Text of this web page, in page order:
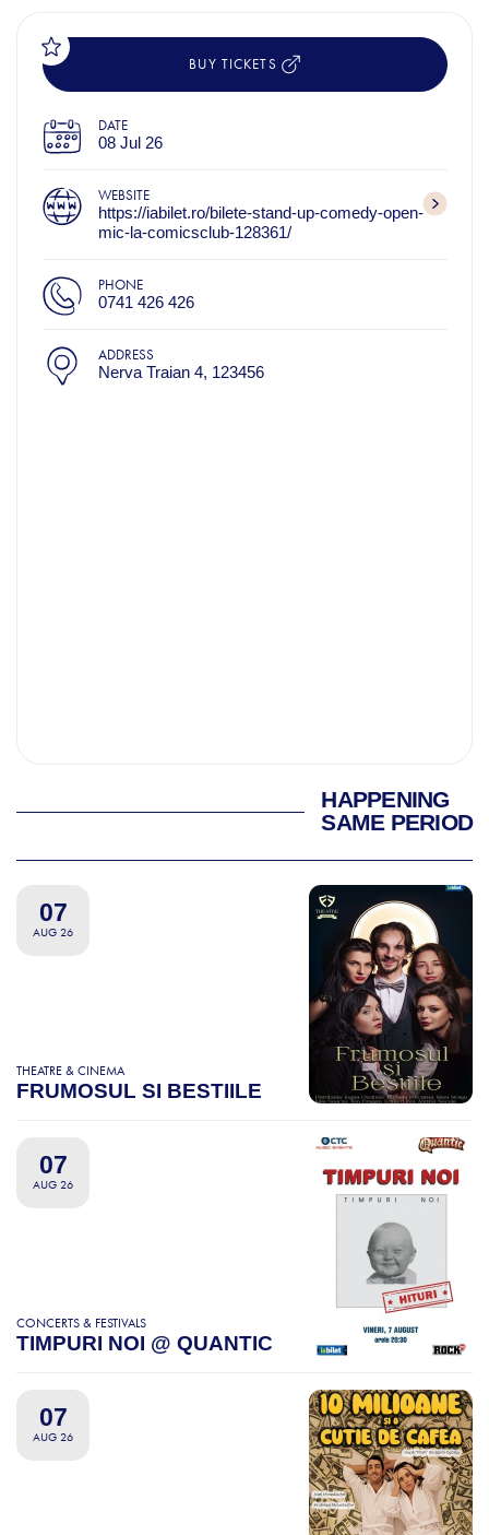
BUY TICKETS
DATE
08 Jul 26
WEBSITE
https://iabilet.ro/bilete-stand-up-comedy-open-
mic-la-comicsclub-128361/
PHONE
0741 426 426
ADDRESS
Nerva Traian 4, 123456
HAPPENING
SAME PERIOD
07
AUG 26
THEATRE & CINEMA
FRUMOSUL SI BESTIILE
07
AUG 26
CONCERTS & FESTIVALS
TIMPURI NOI @ QUANTIC
07
AUG 26